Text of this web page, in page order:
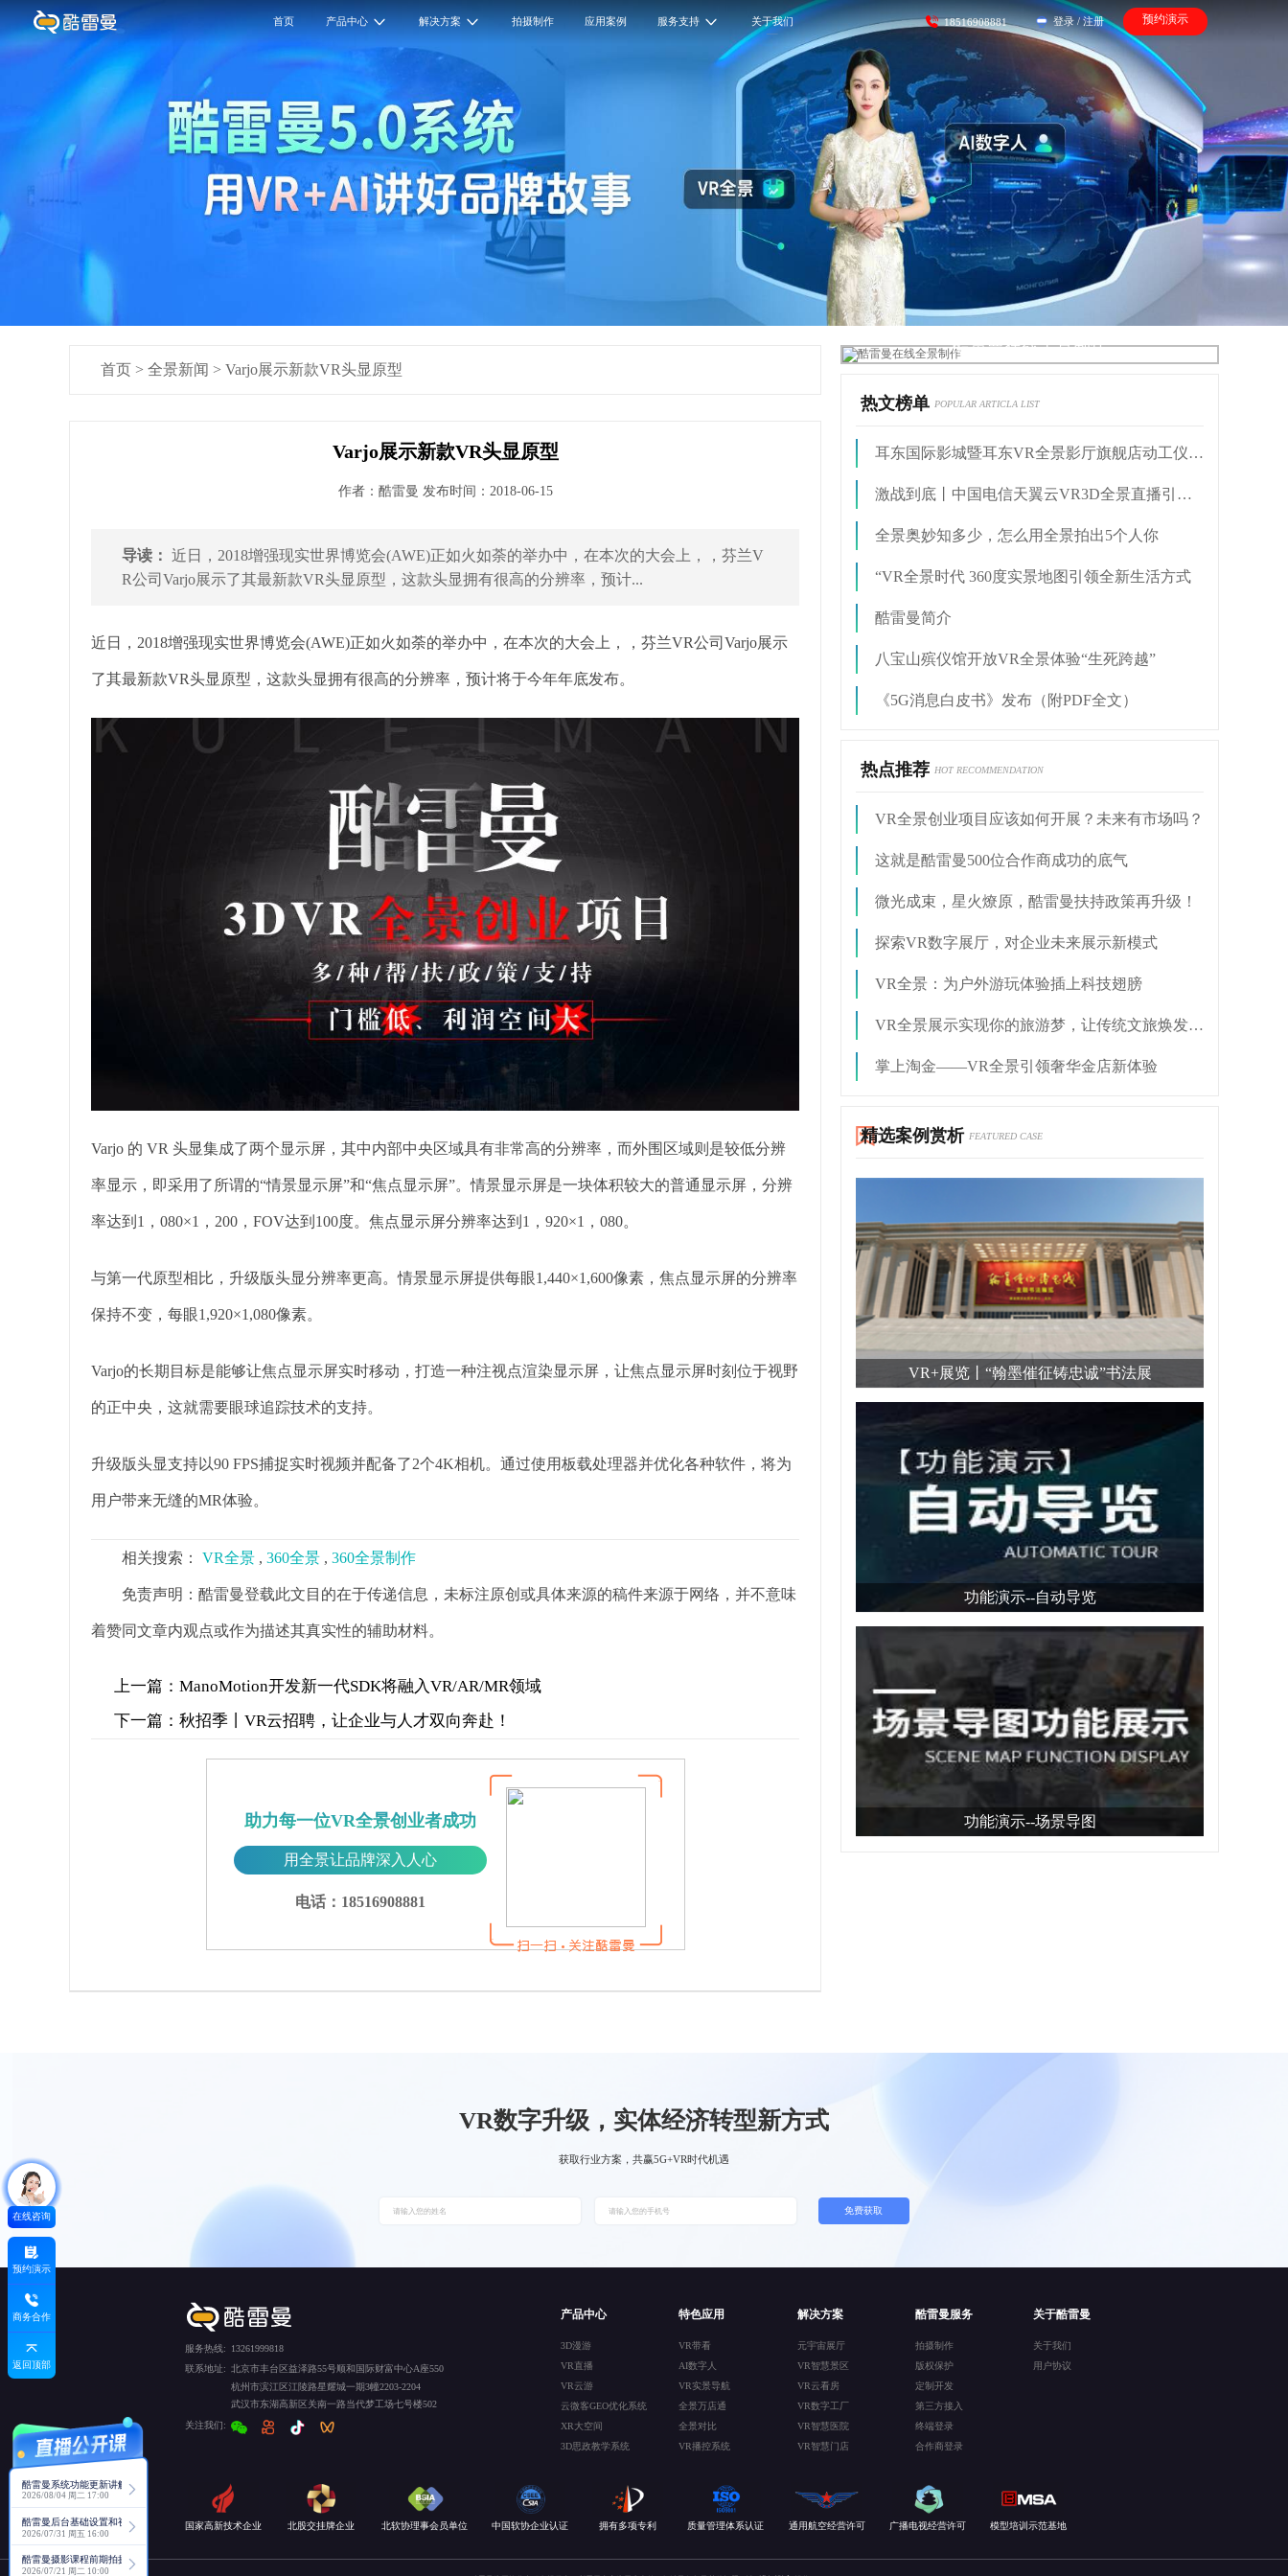
首页 产品中心 解决方案 拍摄制作 应用案例 服务支持 关于我们 18516908881 登录 / 注册 预约演示
首页 > 全景新闻 > Varjo展示新款VR头显原型
Varjo展示新款VR头显原型
作者：酷雷曼 发布时间：2018-06-15
导读： 近日，2018增强现实世界博览会(AWE)正如火如荼的举办中，在本次的大会上，，芬兰V
R公司Varjo展示了其最新款VR头显原型，这款头显拥有很高的分辨率，预计...
近日，2018增强现实世界博览会(AWE)正如火如荼的举办中，在本次的大会上，，芬兰VR公司Varjo展示
了其最新款VR头显原型，这款头显拥有很高的分辨率，预计将于今年年底发布。
Varjo 的 VR 头显集成了两个显示屏，其中内部中央区域具有非常高的分辨率，而外围区域则是较低分辨
率显示，即采用了所谓的“情景显示屏”和“焦点显示屏”。情景显示屏是一块体积较大的普通显示屏，分辨
率达到1，080×1，200，FOV达到100度。焦点显示屏分辨率达到1，920×1，080。
与第一代原型相比，升级版头显分辨率更高。情景显示屏提供每眼1,440×1,600像素，焦点显示屏的分辨率
保持不变，每眼1,920×1,080像素。
Varjo的长期目标是能够让焦点显示屏实时移动，打造一种注视点渲染显示屏，让焦点显示屏时刻位于视野
的正中央，这就需要眼球追踪技术的支持。
升级版头显支持以90 FPS捕捉实时视频并配备了2个4K相机。通过使用板载处理器并优化各种软件，将为
用户带来无缝的MR体验。
相关搜索： VR全景 , 360全景 , 360全景制作
免责声明：酷雷曼登载此文目的在于传递信息，未标注原创或具体来源的稿件来源于网络，并不意味
着赞同文章内观点或作为描述其真实性的辅助材料。
上一篇： ManoMotion开发新一代SDK将融入VR/AR/MR领域
下一篇： 秋招季丨VR云招聘，让企业与人才双向奔赴！
助力每一位VR全景创业者成功
用全景让品牌深入人心
电话：18516908881
酷雷曼在线全景制作
热文榜单 POPULAR ARTICLA LIST
耳东国际影城暨耳东VR全景影厅旗舰店动工仪式盛大举行
激战到底丨中国电信天翼云VR3D全景直播引燃拳击热火
全景奥妙知多少，怎么用全景拍出5个人你
“VR全景时代 360度实景地图引领全新生活方式
酷雷曼简介
八宝山殡仪馆开放VR全景体验“生死跨越”
《5G消息白皮书》发布（附PDF全文）
热点推荐 HOT RECOMMENDATION
VR全景创业项目应该如何开展？未来有市场吗？
这就是酷雷曼500位合作商成功的底气
微光成束，星火燎原，酷雷曼扶持政策再升级！
探索VR数字展厅，对企业未来展示新模式
VR全景：为户外游玩体验插上科技翅膀
VR全景展示实现你的旅游梦，让传统文旅焕发新活力
掌上淘金——VR全景引领奢华金店新体验
精选案例赏析 FEATURED CASE
VR+展览丨“翰墨催征铸忠诚”书法展
功能演示--自动导览
功能演示--场景导图
在线咨询
预约演示
商务合作
返回顶部
酷雷曼系统功能更新讲解
2026/08/04 周二 17:00
酷雷曼后台基础设置和视角功能详解
2026/07/31 周五 16:00
酷雷曼摄影课程前期拍摄讲解
2026/07/21 周二 10:00
VR数字升级，实体经济转型新方式
获取行业方案，共赢5G+VR时代机遇
免费获取
服务热线:
13261999818
联系地址: 北京市丰台区益泽路55号顺和国际财富中心A座550
杭州市滨江区江陵路星耀城一期3幢2203-2204
武汉市东湖高新区关南一路当代梦工场七号楼502
关注我们:
产品中心
3D漫游
VR直播
VR云游
云微客GEO优化系统
XR大空间
3D思政教学系统
特色应用
VR带看
AI数字人
VR实景导航
全景万店通
全景对比
VR播控系统
解决方案
元宇宙展厅
VR智慧景区
VR云看房
VR数字工厂
VR智慧医院
VR智慧门店
酷雷曼服务
拍摄制作
版权保护
定制开发
第三方接入
终端登录
合作商登录
关于酷雷曼
关于我们
用户协议
国家高新技术企业 北股交挂牌企业 北软协理事会员单位 中国软协企业认证 拥有多项专利 质量管理体系认证 通用航空经营许可 广播电视经营许可 模型培训示范基地